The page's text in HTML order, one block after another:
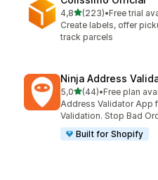
4,8av 5 stjerner
(223)
Totalt 223 omtaler
•Free trial
Create labels, offer
track parcels
Ninja Address
5,0av 5 stjerner
(44)
Totalt 44 omtaler
•Free plan
Address Validator App
Validation. Stop Bad
Built for Shopify